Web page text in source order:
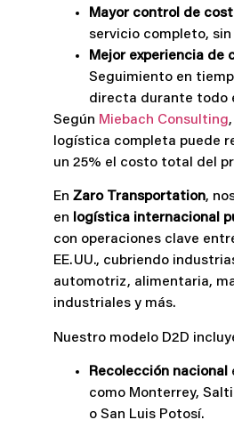
Mayor control de
servicio completo, sin
Mejor experiencia de
Seguimiento en
directa durante todo
Según Miebach Consulting
logística completa puede
un 25% el costo total del
En Zaro Transportation,
en logística internacional
con operaciones clave
EE. UU., cubriendo
automotriz, alimentaria,
industriales y más.
Nuestro modelo D2D
Recolección nacional
como Monterrey,
o San Luis Potosí.